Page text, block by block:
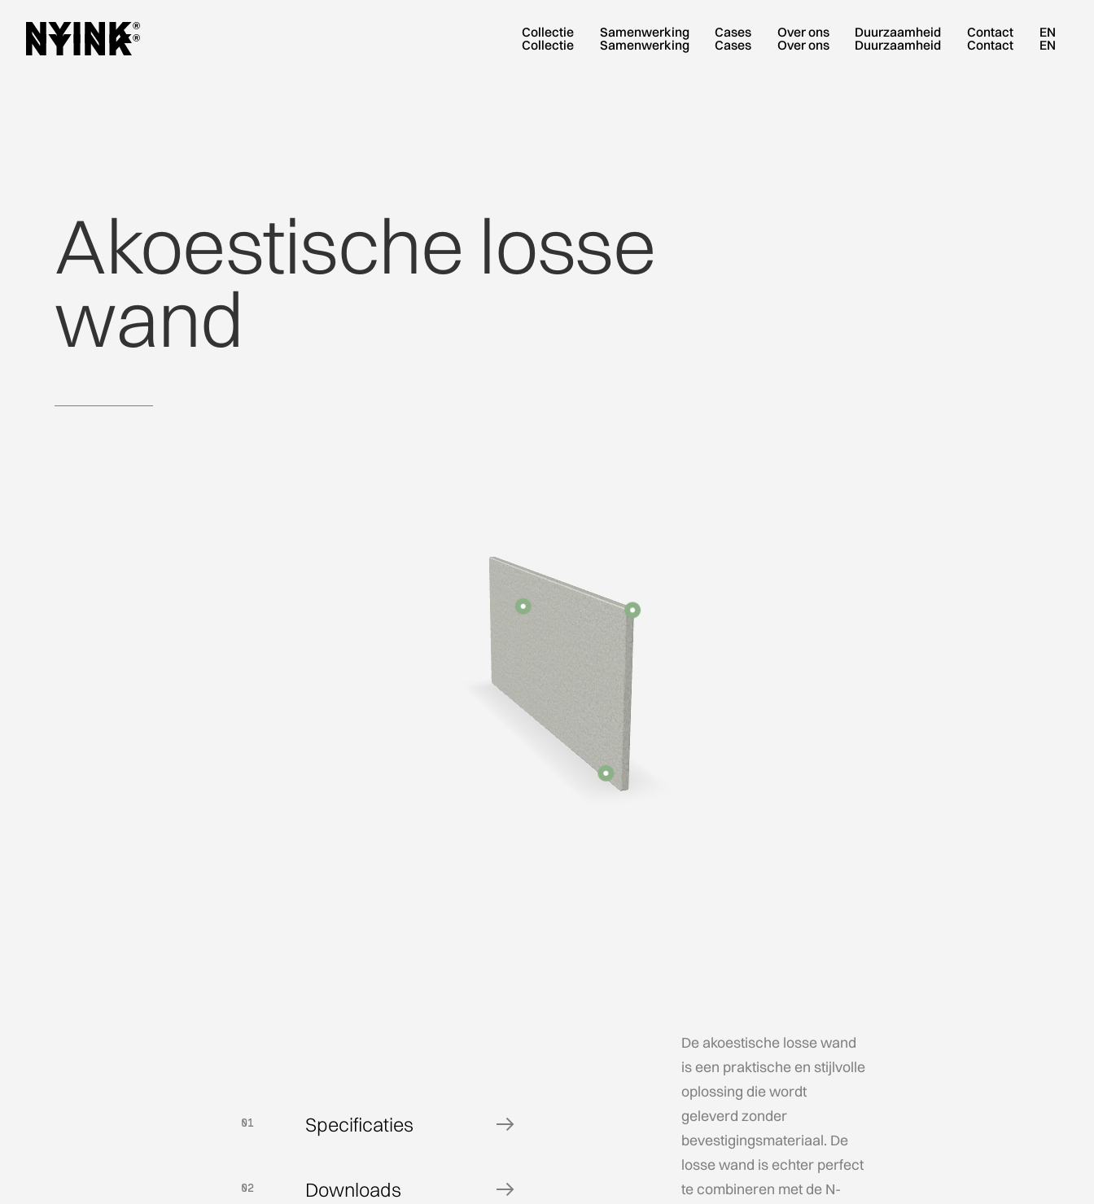
Collectie Samenwerking Cases Over ons Duurzaamheid Contact EN
Collectie Samenwerking Cases Over ons Duurzaamheid Contact EN
Akoestische losse
wand
De akoestische losse wand
is een praktische en stijlvolle
oplossing die wordt
geleverd zonder
bevestigingsmateriaal. De
losse wand is echter perfect
te combineren met de N-
01
Specificaties
02
Downloads